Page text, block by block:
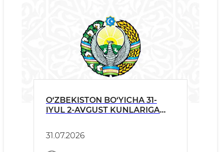
O‘ZBEKISTON BO‘YICHA 31-
IYUL 2-AVGUST KUNLARIGA
31.07.2026